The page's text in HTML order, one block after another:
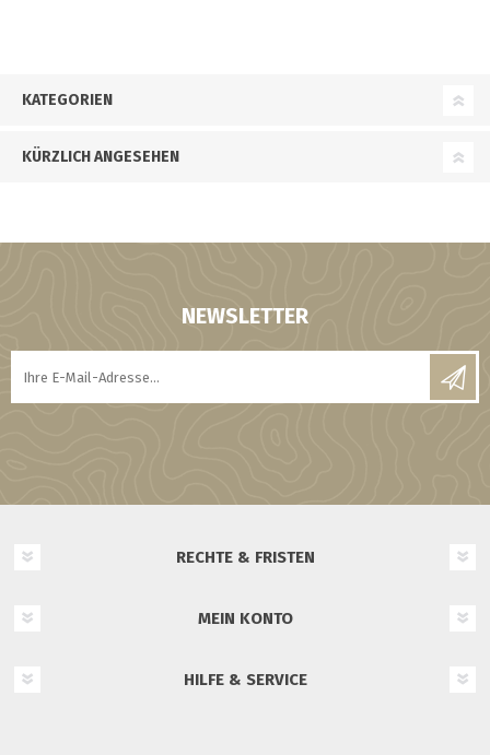
KATEGORIEN
KÜRZLICH ANGESEHEN
NEWSLETTER
RECHTE & FRISTEN
MEIN KONTO
HILFE & SERVICE